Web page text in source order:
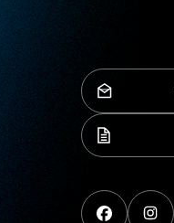
FaceBook instagram